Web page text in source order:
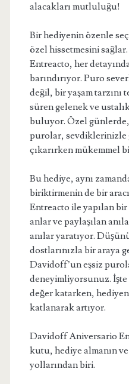
alacakları mutluluğu!
Bir hediyenin özenle
özel hissetmesini
Entreacto, her
barındırıyor. Puro
değil, bir yaşam tarzını
süren gelenek ve
buluyor. Özel
purolar, sevdiklerinizle
çıkarırken mükemmel
Bu hediye, aynı
biriktirmenin de bir
Entreacto ile yapılan
anlar ve paylaşılan
anılar yaratıyor.
dostlarınızla bir araya
Davidoff’un eşsiz
deneyimliyorsunuz.
değer katarken,
katlanarak artıyor.
Davidoff Aniversario
kutu, hediye almanın
yollarından biri.